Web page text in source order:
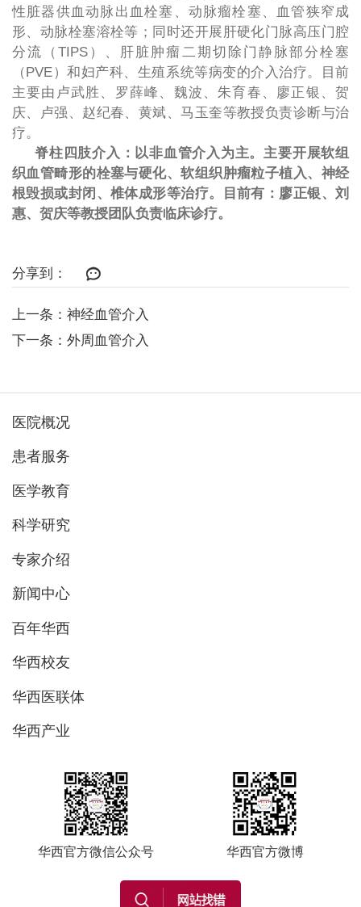
性脏器供血动脉出血栓塞、动脉瘤栓塞、血管狭窄成
形、动脉栓塞溶栓等；同时还开展肝硬化门脉高压门腔
分流（TIPS）、肝脏肿瘤二期切除门静脉部分栓塞
（PVE）和妇产科、生殖系统等病变的介入治疗。目前
主要由卢武胜、罗薛峰、魏波、朱育春、廖正银、贺
庆、卢强、赵纪春、黄斌、马玉奎等教授负责诊断与治
疗。
脊柱四肢介入：以非血管介入为主。主要开展软组
织血管畸形的栓塞与硬化、软组织肿瘤粒子植入、神经
根毁损或封闭、椎体成形等治疗。目前有：廖正银、刘
惠、贺庆等教授团队负责临床诊疗。
分享到：
上一条：神经血管介入
下一条：外周血管介入
医院概况
患者服务
医学教育
科学研究
专家介绍
新闻中心
百年华西
华西校友
华西医联体
华西产业
华西官方微信公众号 华西官方微博